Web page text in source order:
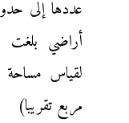
مربع تقريبا)